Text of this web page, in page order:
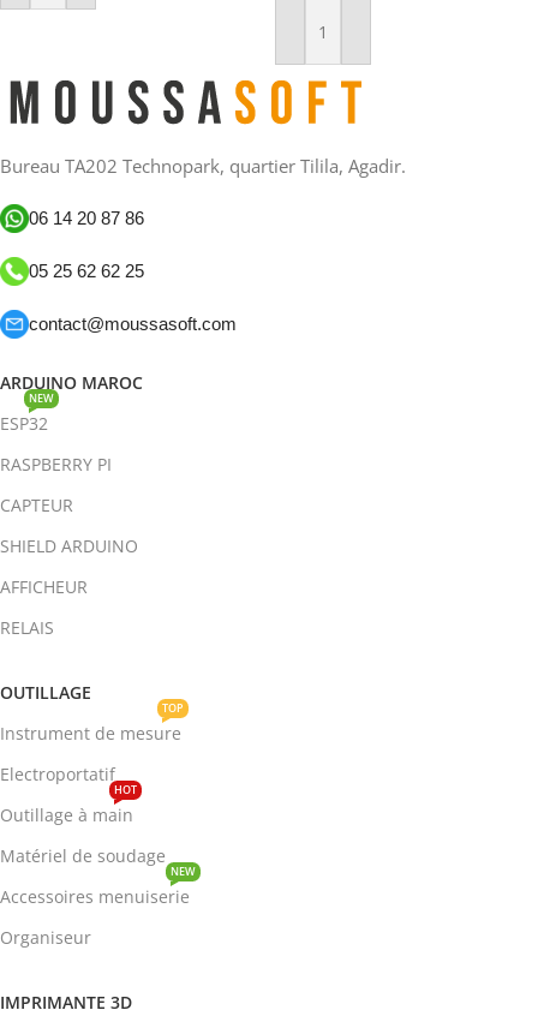
Ajouter Au Panier
Bureau TA202 Technopark, quartier Tilila, Agadir.
06 14 20 87 86
05 25 62 62 25
contact@moussasoft.com
ARDUINO MAROC
ESP32
NEW
RASPBERRY PI
CAPTEUR
SHIELD ARDUINO
AFFICHEUR
RELAIS
OUTILLAGE
Instrument de mesure
TOP
Electroportatif
Outillage à main
HOT
Matériel de soudage
Accessoires menuiserie
NEW
Organiseur
IMPRIMANTE 3D